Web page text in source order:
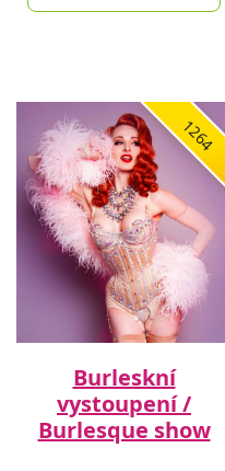
1264
Burleskní
vystoupení /
Burlesque show